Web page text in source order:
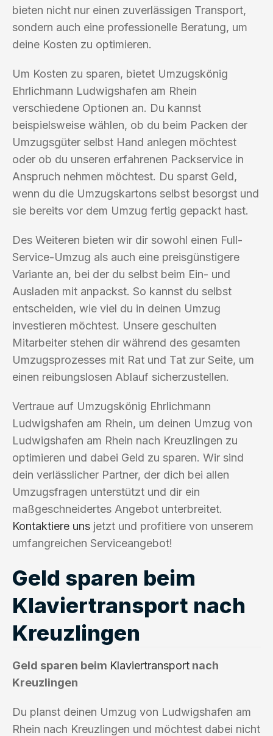
bieten nicht nur einen zuverlässigen Transport,
sondern auch eine professionelle Beratung, um
deine Kosten zu optimieren.
Um Kosten zu sparen, bietet Umzugskönig
Ehrlichmann Ludwigshafen am Rhein
verschiedene Optionen an. Du kannst
beispielsweise wählen, ob du beim Packen der
Umzugsgüter selbst Hand anlegen möchtest
oder ob du unseren erfahrenen Packservice in
Anspruch nehmen möchtest. Du sparst Geld,
wenn du die Umzugskartons selbst besorgst und
sie bereits vor dem Umzug fertig gepackt hast.
Des Weiteren bieten wir dir sowohl einen Full-
Service-Umzug als auch eine preisgünstigere
Variante an, bei der du selbst beim Ein- und
Ausladen mit anpackst. So kannst du selbst
entscheiden, wie viel du in deinen Umzug
investieren möchtest. Unsere geschulten
Mitarbeiter stehen dir während des gesamten
Umzugsprozesses mit Rat und Tat zur Seite, um
einen reibungslosen Ablauf sicherzustellen.
Vertraue auf Umzugskönig Ehrlichmann
Ludwigshafen am Rhein, um deinen Umzug von
Ludwigshafen am Rhein nach Kreuzlingen zu
optimieren und dabei Geld zu sparen. Wir sind
dein verlässlicher Partner, der dich bei allen
Umzugsfragen unterstützt und dir ein
maßgeschneidertes Angebot unterbreitet.
Kontaktiere uns jetzt und profitiere von unserem
umfangreichen Serviceangebot!
Geld sparen beim
Klaviertransport nach
Kreuzlingen
Geld sparen beim Klaviertransport nach
Kreuzlingen
Du planst deinen Umzug von Ludwigshafen am
Rhein nach Kreuzlingen und möchtest dabei nicht